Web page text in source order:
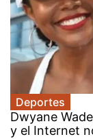
Deportes
Dwyane
y el Internet